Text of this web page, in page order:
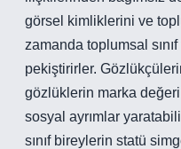
görsel kimliklerini ve
zamanda toplumsal sınıf
pekiştirirler.
gözlüklerin marka değeri
sosyal ayrımlar
sınıf bireylerin statü